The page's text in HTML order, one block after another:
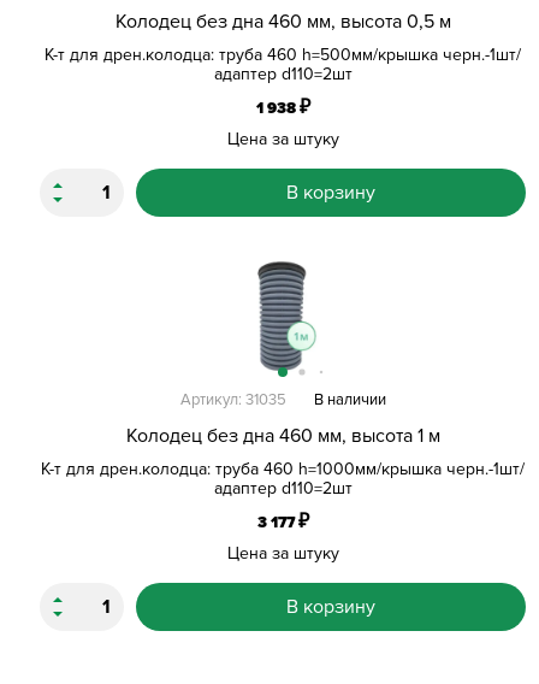
Колодец без дна 460 мм, высота 0,5 м
К-т для дрен.колодца: труба 460 h=500мм/крышка черн.-1шт/
адаптер d110=2шт
1 938₽
Цена за штуку
В корзину
Колодец без дна 460 мм, высота 1 м
К-т для дрен.колодца: труба 460 h=1000мм/крышка черн.-1шт/
адаптер d110=2шт
Артикул: 31035 В наличии
3 177₽
Цена за штуку
В корзину